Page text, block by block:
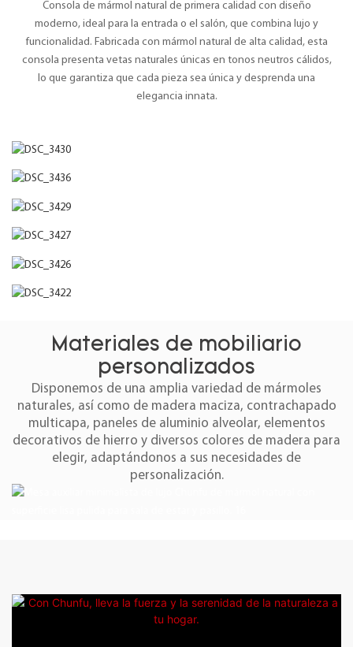
Consola de mármol natural de primera calidad con diseño
moderno, ideal para la entrada o el salón, que combina lujo y
funcionalidad. Fabricada con mármol natural de alta calidad, esta
consola presenta vetas naturales únicas en tonos neutros cálidos,
lo que garantiza que cada pieza sea única y desprenda una
elegancia innata.
Materiales de mobiliario
personalizados
Disponemos de una amplia variedad de mármoles
naturales, así como de madera maciza, contrachapado
multicapa, paneles de aluminio alveolar, elementos
decorativos de hierro y diversos colores de madera para
elegir, adaptándonos a sus necesidades de
personalización.